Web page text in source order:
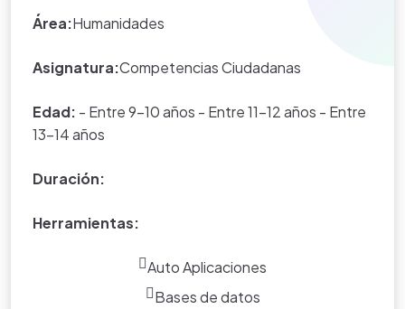
y WebQuest del portal educativo
Eduteka es creada por los usuarios
Área:Humanidades
Asignatura:Competencias Ciudadanas
Edad: - Entre 9-10 años - Entre 11-12 años - Entre
13-14 años
Duración:
Herramientas:
Auto Aplicaciones
Bases de datos